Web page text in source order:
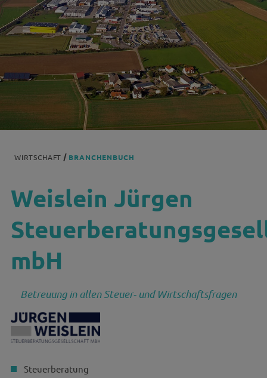
WIRTSCHAFT BRANCHENBUCH
Weislein Jürgen
mbH
Betreuung in allen Steuer- und Wirtschaftsfragen
Steuerberatung